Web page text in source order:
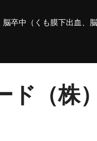
脳卒中（くも膜下出血、脳
（株